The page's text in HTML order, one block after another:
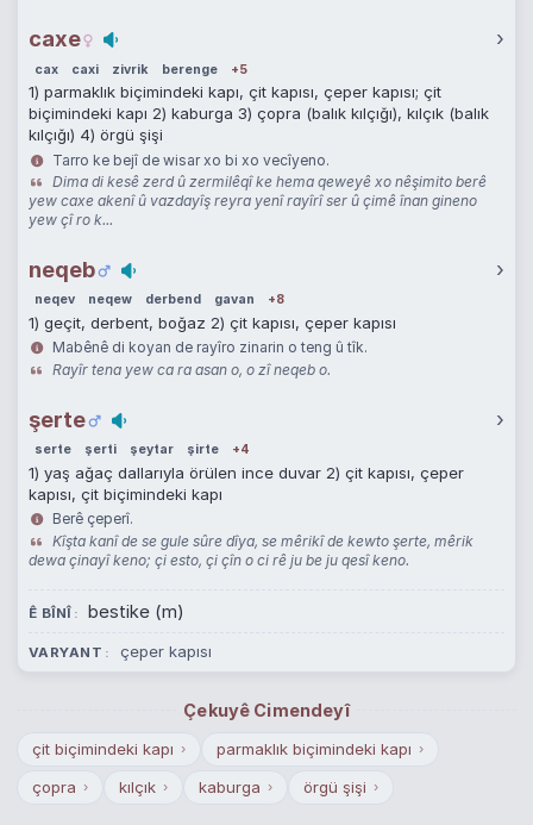
caxe ›
cax caxi zivrik berenge +5
1) parmaklık biçimindeki kapı, çit kapısı, çeper kapısı; çit
biçimindeki kapı 2) kaburga 3) çopra (balık kılçığı), kılçık (balık
kılçığı) 4) örgü şişi
Tarro ke bejî de wisar xo bi xo vecîyeno.
Dima di kesê zerd û zermilêqî ke hema qeweyê xo nêşimito berê
yew caxe akenî û vazdayîş reyra yenî rayîrî ser û çimê înan gineno
yew çî ro k...
neqeb ›
neqev neqew derbend gavan +8
1) geçit, derbent, boğaz 2) çit kapısı, çeper kapısı
Mabênê di koyan de rayîro zinarin o teng û tîk.
Rayîr tena yew ca ra asan o, o zî neqeb o.
şerte ›
serte şerti şeytar şirte +4
1) yaş ağaç dallarıyla örülen ince duvar 2) çit kapısı, çeper
kapısı, çit biçimindeki kapı
Berê çeperî.
Kîşta kanî de se gule sûre dîya, se mêrikî de kewto şerte, mêrik
dewa çinayî keno; çi esto, çi çîn o ci rê ju be ju qesî keno.
Ê BÎNÎ bestike (m)
VARYANT çeper kapısı
Çekuyê Cimendeyî
çit biçimindeki kapı › parmaklık biçimindeki kapı ›
çopra › kılçık › kaburga › örgü şişi ›